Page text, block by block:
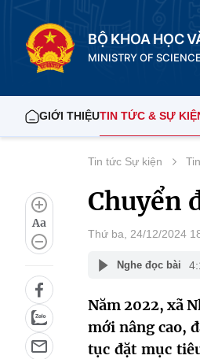
BỘ KHOA HỌC
MINISTRY OF
GIỚI THIỆUTIN TỨC & SỰ
Aa
Tin tức Sự kiện
Chuyển
Thứ ba, 24/12/2024
Nghe đọc bài
Năm 2022, xã
mới nâng cao,
tục đặt mục